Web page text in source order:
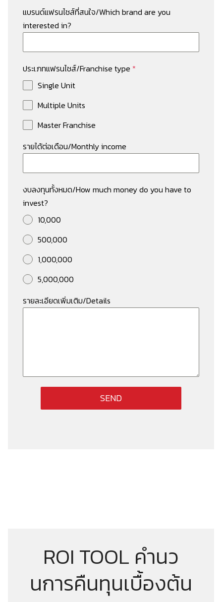
Search
for:
แบรนด์แฟรนไชส์ที่สนใจ/Which brand are you
interested in?
ประเภทแฟรนไชส์/Franchise type *
Single Unit
Multiple Units
Master Franchise
รายได้ต่อเดือน/Monthly income
งบลงทุนทั้งหมด/How much money do you have to
invest?
10,000
500,000
1,000,000
5,000,000
รายละเอียดเพิ่มเติม/Details
SEND
ROI TOOL คำนว
นการคืนทุนเบื้องต้น